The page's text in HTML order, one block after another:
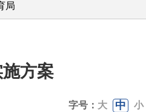
局
方案
字号： 大 中 小